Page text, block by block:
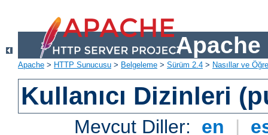
Apache
Apache > HTTP Sunucusu > Belgeleme > Sürüm 2.4 > Nasıllar ve
Kullanıcı Dizinleri
Mevcut Diller: en |